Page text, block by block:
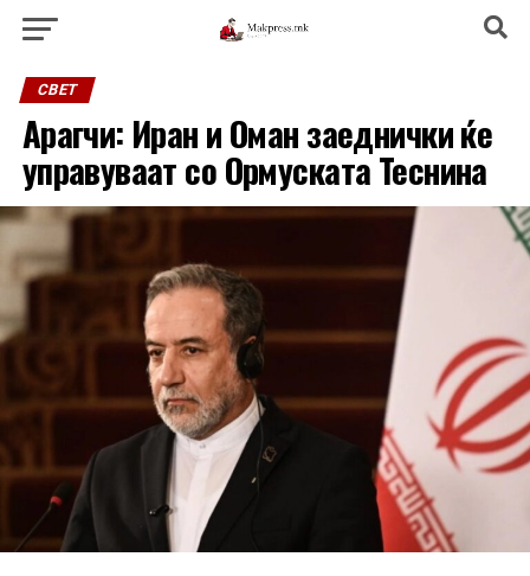
СВЕТ
Арагчи: Иран и Оман заеднички ќе
управуваат со Ормуската Теснина